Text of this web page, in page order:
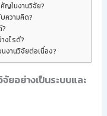
ญในงานวิจัย?
ความคิด?
งไรดี?
นงานวิจัยต่อเนื่อง?
ยอย่างเป็นระบบและ